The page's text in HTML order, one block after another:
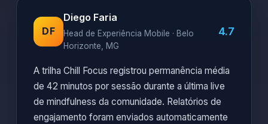
DF
Diego Faria
Head de Experiência Mobile · Belo
Horizonte, MG
4.7
A trilha Chill Focus registrou permanência média
de 42 minutos por sessão durante a última live
de mindfulness da comunidade. Relatórios de
engajamento foram enviados automaticamente